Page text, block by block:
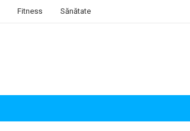
Fitness Sănătate